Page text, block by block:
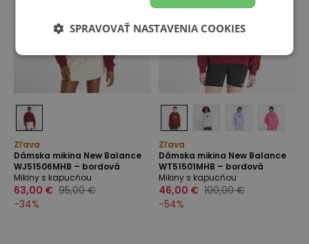
Zľava
Dámska mikina New Balance
WJ51506MHB – bordová
Mikiny s kapucňou
63,00 € 95,00 €
-34%
Zľava
Dámska mikina New Balance
WT51501MHB – bordová
Mikiny s kapucňou
46,00 € 100,00 €
-54%
SPRAVOVAŤ NASTAVENIA COOKIES